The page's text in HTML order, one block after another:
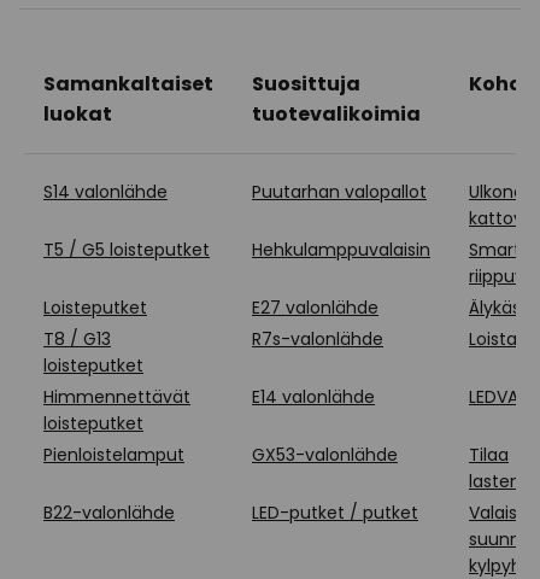
Samankaltaiset
luokat
Suosittuja
tuotevalikoimia
S14 valonlähde Puutarhan valopallot
Ulkona
T5 / G5 loisteputket
Hehkulamppuvalaisin
Smart
Loisteputket
E27 valonlähde
Älykäs
T8 / G13
loisteputket
R7s-valonlähde Loistava
Himmennettävät
loisteputket
E14 valonlähde
Pienloistelamput GX53-valonlähde
Tilaa
B22-valonlähde
LED-putket / putket